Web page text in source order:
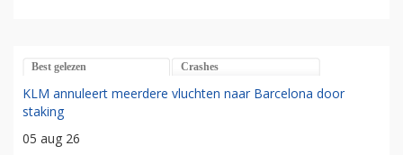
Best gelezen Crashes
KLM annuleert meerdere vluchten naar Barcelona door
staking
05 aug 26